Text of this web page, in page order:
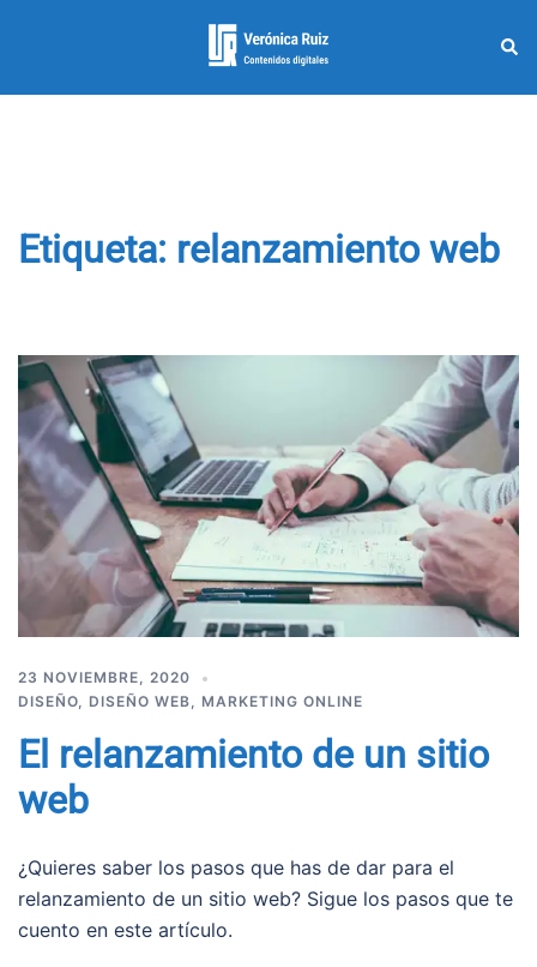
Etiqueta: relanzamiento web
23 NOVIEMBRE, 2020
DISEÑO, DISEÑO WEB, MARKETING ONLINE
El relanzamiento de un sitio
web
¿Quieres saber los pasos que has de dar para el
relanzamiento de un sitio web? Sigue los pasos que te
cuento en este artículo.